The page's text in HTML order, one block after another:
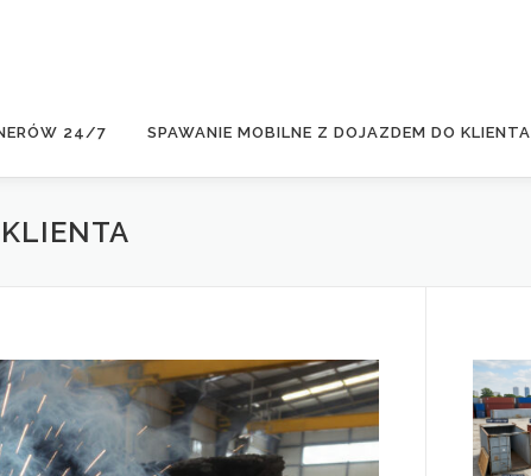
24/7 SPAWANIE MOBILNE Z DOJAZDEM DO KLIENTA